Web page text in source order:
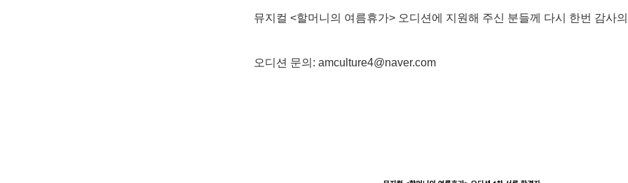
뮤지컬 <할머니의 여름휴가> 오디션에 지원해 주신 분들께 다시 한번 감사
오디션 문의 : amculture4@naver.com